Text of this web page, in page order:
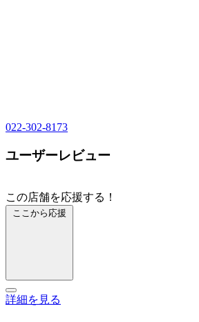
022-302-8173
ユーザーレビュー
この店舗を応援する！
ここから応援
詳細を見る